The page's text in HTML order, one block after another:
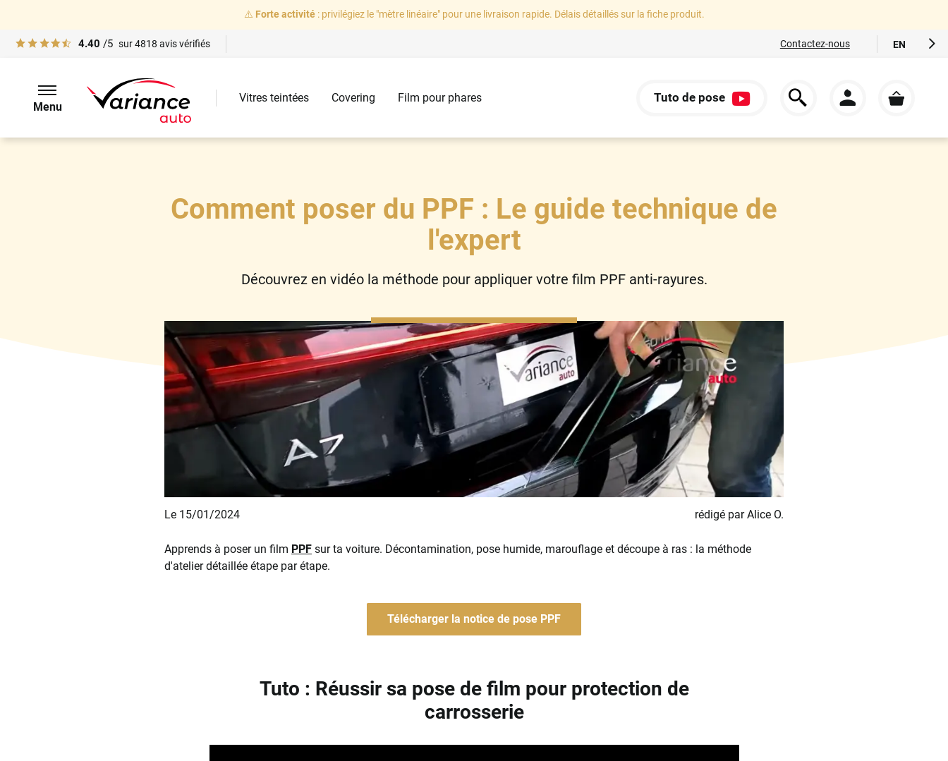
⚠️ Forte activité: privilégiez le "mètre linéaire" pour une livraison rapide. Délais détaillés sur la fiche produit.
4.40 /5 sur4818 avis vérifiés Contactez-nous EN
DE
Menu
Vitres teintées Covering Film pour phares Tuto de pose
Le 15/01/2024 rédigé par Alice O.
Comment poser du PPF : Le guide technique de
l'expert
Découvrez en vidéo la méthode pour appliquer votre film PPF anti-rayures.
Apprends à poser un film PPF sur ta voiture. Décontamination, pose humide, marouflage et découpe à ras : la méthode
d'atelier détaillée étape par étape.
Télécharger la notice de pose PPF
Tuto : Réussir sa pose de film pour protection de
carrosserie